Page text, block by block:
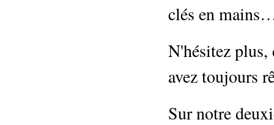
clés en
N'hésitez
avez toujours
Sur notre